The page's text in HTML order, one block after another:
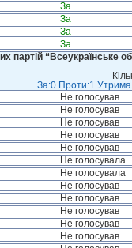
За
За
За
За
партій “Всеукраїнське
За:0 Проти:1
Не голосував
Не голосував
Не голосував
Не голосував
Не голосував
Не голосувала
Не голосувала
Не голосував
Не голосував
Не голосував
Не голосував
Не голосував